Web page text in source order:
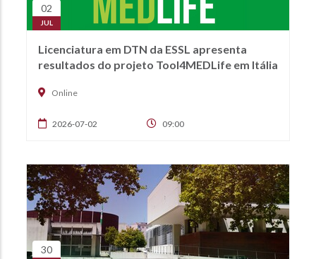
02
JUL
Licenciatura em DTN da ESSL apresenta
resultados do projeto Tool4MEDLife em Itália
Online
2026-07-02 09:00
30